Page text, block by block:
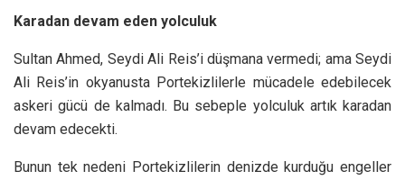
Karadan devam eden yolculuk
Sultan Ahmed, Seydi Ali Reis’i düşmana vermedi; ama Seydi
Ali Reis’in okyanusta Portekizlilerle mücadele edebilecek
askeri gücü de kalmadı. Bu sebeple yolculuk artık karadan
devam edecekti.
Bunun tek nedeni Portekizlilerin denizde kurduğu engeller